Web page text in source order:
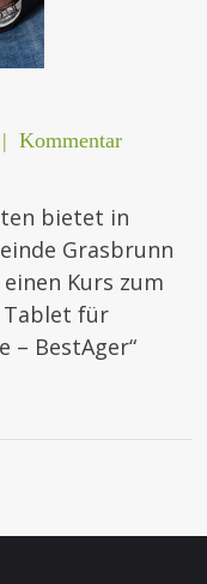
| Kommentar
bietet in
Grasbrunn
Kurs zum
Tablet für
– BestAger“